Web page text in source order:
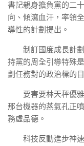
書記親身擔負黨的二
向、傾瀉血汗，率領
導性的計劃提出。
制訂國度成長計
持黨的周全引導特殊
劃任務對的政治標的目
要害要林天秤優
那台機器的蒸氣孔正
務虛品德。
科技反動進步神